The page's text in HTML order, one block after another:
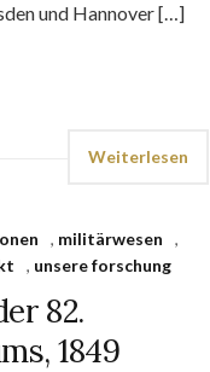
und Hannover […]
Weiterlesen
, militärwesen
,
, unsere forschung
82.
1849